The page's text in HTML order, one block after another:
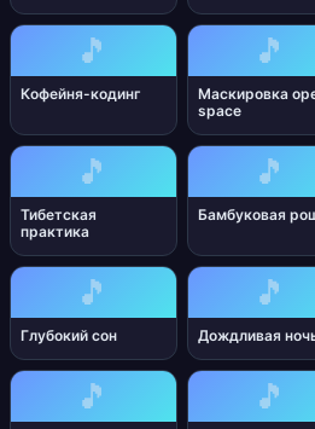
🎵
Кофейня-кодинг
🎵
Маскировка
space
🎵
Тибетская
практика
🎵
Бамбуковая
🎵
Глубокий сон
🎵
Дождливая
🎵 🎵